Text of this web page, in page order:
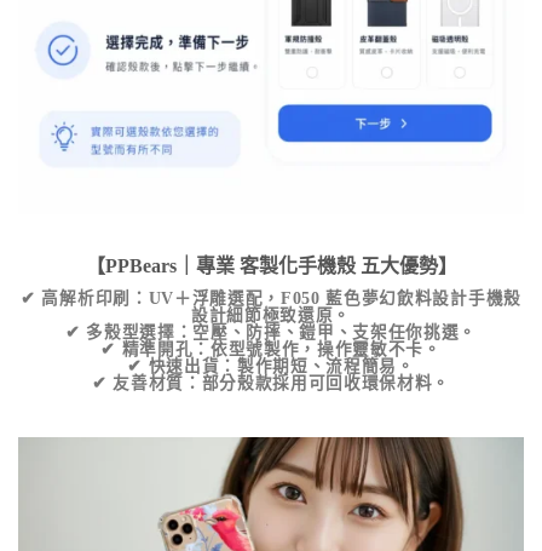
【PPBears｜專業 客製化手機殼五大優勢】
✔ 高解析印刷 ：UV＋浮雕選配， F050 藍色夢幻飲料設計手機殼
設計細節極致還原。
✔ 多殼型選擇 ：空壓、防摔、鎧甲、支架任你挑選。
✔ 精準開孔 ：依型號製作，操作靈敏不卡。
✔ 快速出貨 ：製作期短、流程簡易。
✔ 友善材質 ：部分殼款採用可回收環保材料。